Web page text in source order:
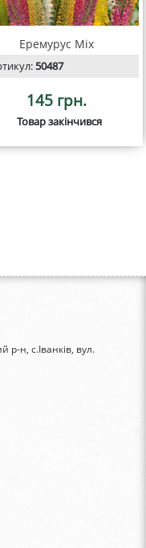
Еремурус Mix
50487
145 грн.
Товар закінчився
р-н, с.Іванків, вул.